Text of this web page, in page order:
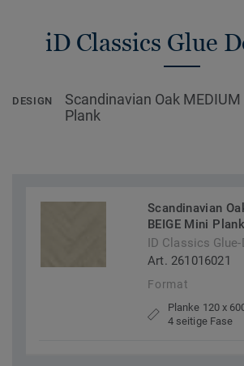
iD Classics Glue
DESIGN
Scandinavian Oak MEDIUM
Plank
Scandinavian
BEIGE Mini Plank
ID Classics
Art. 261016021
Format
Planke 120 x
4 seitige Fase